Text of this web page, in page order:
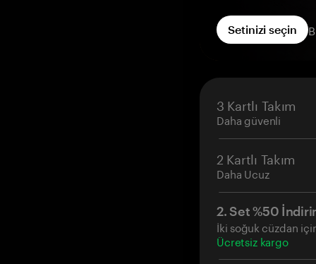
Siparişinizdeki her
Reward ile gelir;
Sipariş ettiğiniz
Aktivasyondan
yatırılır
Setinizi seçin
3 Kartlı Takım
Daha güvenli
2 Kartlı Takım
Daha Ucuz
2. Set %50
İki soğuk cüzdan
Ücretsiz kargo